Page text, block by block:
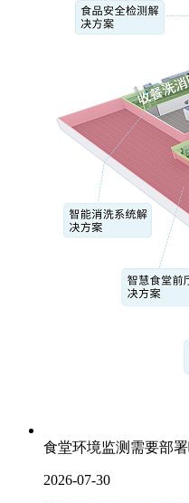
食堂环境监测需要部
2026-07-30